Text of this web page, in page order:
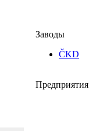
Заводы
ČKD
Предприятия